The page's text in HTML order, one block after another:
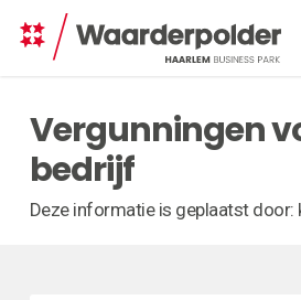
Vergunningen
bedrijf
Deze informatie is geplaatst door: